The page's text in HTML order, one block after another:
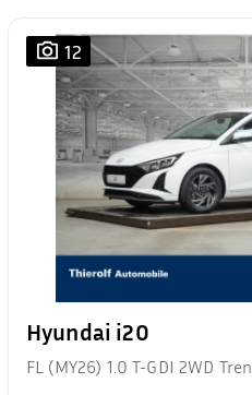
12
Hyundai i20
FL (MY26) 1.0 T-GDI 2WD